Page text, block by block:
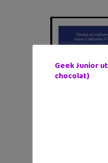
Geek Junior
chocolat)